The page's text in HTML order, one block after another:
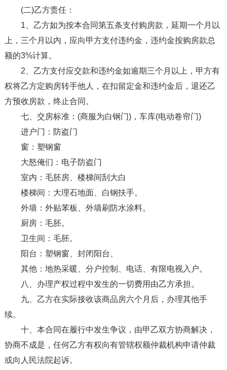
(二)乙方责任：
1、乙方如为按本合同第五条支付购房款，延期一个月以
上，三个月以内，应向甲方支付违约金，违约金按购房款总
额的3%计算。
2、乙方支付应交款和违约金如逾期三个月以上，甲方有
权将乙方定购房转手他人，在扣留定金和违约金后，退还乙
方预收房款，终止合同。
七、交房标准：(商服为白钢门)，车库(电动卷帘门)
进户门：防盗门
窗：塑钢窗
大怒俺们：电子防盗门
室内：毛胚房、楼梯间刮大白
楼梯间：大理石地面、白钢扶手。
外墙：外贴苯板、外墙刷防水涂料。
厨房：毛胚。
卫生间：毛胚。
阳台：塑钢窗、封闭阳台、
其他：地热采暖、分户控制、电话、有限电视入户。
八、办理产权过程中发生的一切费用由乙方承担。
九、乙方在实际接收该商品房六个月后，办理其他手
续。
十、本合同在履行中发生争议，由甲乙双方协商解决，
协商不成是，任何乙方有权向有管辖权额仲裁机构申请仲裁
或向人民法院起诉。